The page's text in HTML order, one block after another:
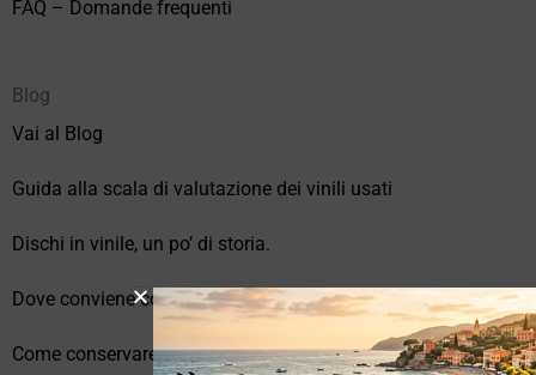
FAQ – Domande frequenti
Blog
Vai al Blog
Guida alla scala di valutazione dei vinili usati
Dischi in vinile, un po’ di storia.
Dove conviene comprare vinili online?
Come conservare correttamente i vinili usati